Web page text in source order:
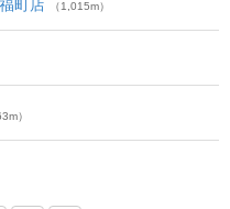
町店 （1,015m）
）